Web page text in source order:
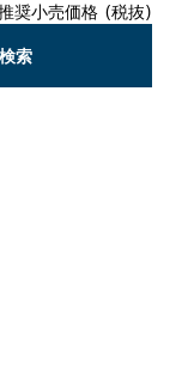
奨小売価格 (税抜)
索